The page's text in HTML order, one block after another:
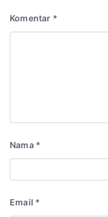
Komentar *
Nama *
Email *